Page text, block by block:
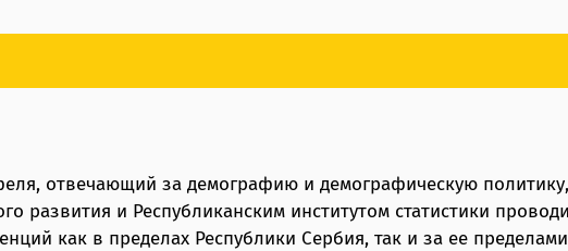
отвечающий за демографию и демографическую политику,
развития и Республиканским институтом статистики
как в пределах Республики Сербия, так и за ее